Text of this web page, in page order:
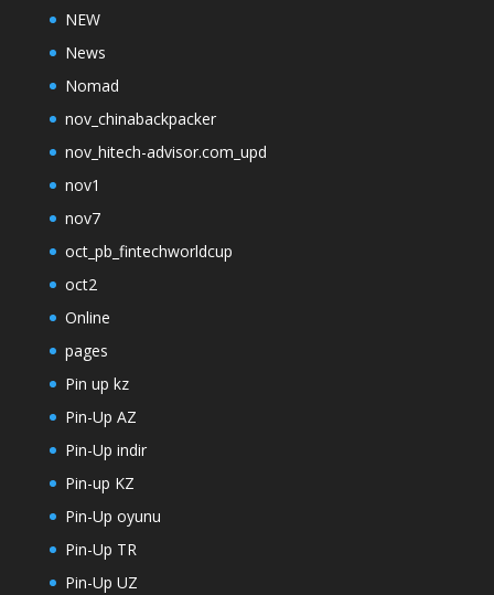
NEW
News
Nomad
nov_chinabackpacker
nov_hitech-advisor.com_upd
nov1
nov7
oct_pb_fintechworldcup
oct2
Online
pages
Pin up kz
Pin-Up AZ
Pin-Up indir
Pin-up KZ
Pin-Up oyunu
Pin-Up TR
Pin-Up UZ